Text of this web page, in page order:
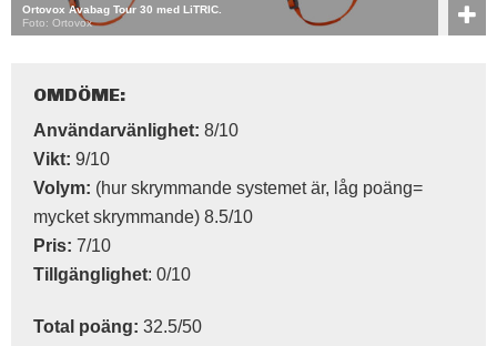
Ortovox Avabag Tour 30 med LiTRIC.
Foto: Ortovox
OMDÖME:
Användarvänlighet: 8/10
Vikt: 9/10
Volym: (hur skrymmande systemet är, låg poäng=
mycket skrymmande) 8.5/10
Pris: 7/10
Tillgänglighet: 0/10
Total poäng: 32.5/50